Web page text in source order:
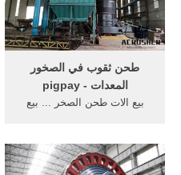
طحن ثقوب في الصخور
المعدات - pigpay
بيع الات طحن الصخر ... بيع